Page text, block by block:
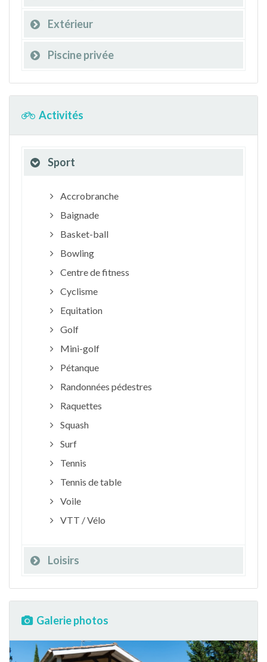
Extérieur
Piscine privée
Activités
Sport
Accrobranche
Baignade
Basket-ball
Bowling
Centre de fitness
Cyclisme
Equitation
Golf
Mini-golf
Pétanque
Randonnées pédestres
Raquettes
Squash
Surf
Tennis
Tennis de table
Voile
VTT / Vélo
Loisirs
Galerie photos